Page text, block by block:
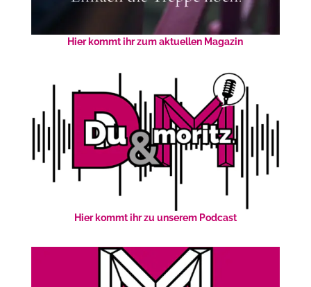
Hier kommt ihr zum aktuellen Magazin
Hier kommt ihr zu unserem Podcast